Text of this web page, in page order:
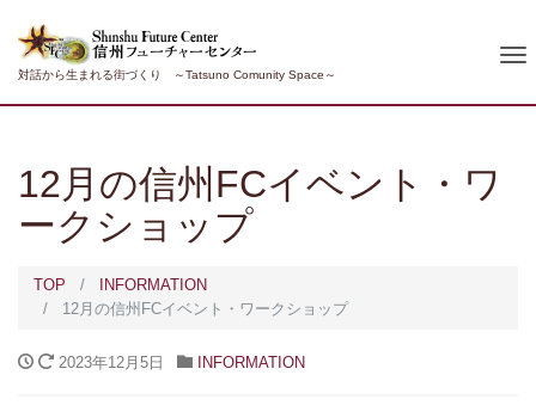
対話から生まれる街づくり ～Tatsuno Comunity Space～
12月の信州FCイベント・ワ
ークショップ
TOP
INFORMATION
12月の信州FCイベント・ワークショップ
2023年12月5日 INFORMATION